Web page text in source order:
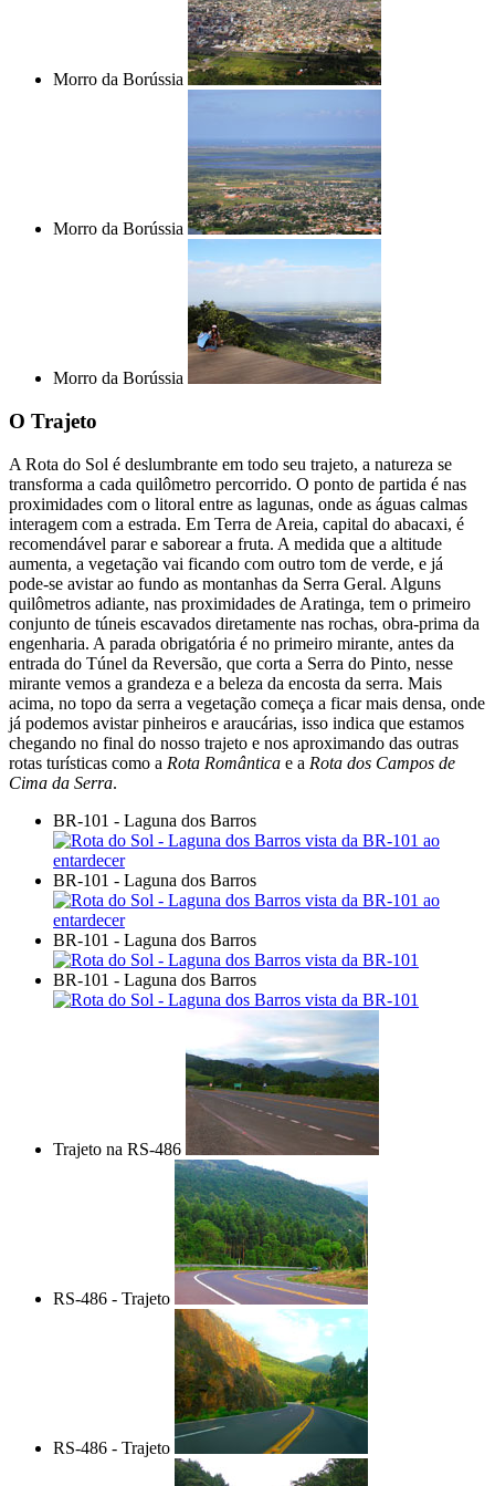
Morro da Borússia
Morro da Borússia
Morro da Borússia
O Trajeto
A Rota do Sol é deslumbrante em todo seu trajeto, a natureza se
transforma a cada quilômetro percorrido. O ponto de partida é nas
proximidades com o litoral entre as lagunas, onde as águas calmas
interagem com a estrada. Em Terra de Areia, capital do abacaxi, é
recomendável parar e saborear a fruta. A medida que a altitude
aumenta, a vegetação vai ficando com outro tom de verde, e já
pode-se avistar ao fundo as montanhas da Serra Geral. Alguns
quilômetros adiante, nas proximidades de Aratinga, tem o primeiro
conjunto de túneis escavados diretamente nas rochas, obra-prima da
engenharia. A parada obrigatória é no primeiro mirante, antes da
entrada do Túnel da Reversão, que corta a Serra do Pinto, nesse
mirante vemos a grandeza e a beleza da encosta da serra. Mais
acima, no topo da serra a vegetação começa a ficar mais densa, onde
já podemos avistar pinheiros e araucárias, isso indica que estamos
chegando no final do nosso trajeto e nos aproximando das outras
rotas turísticas como a Rota Romântica e a Rota dos Campos de
Cima da Serra.
BR-101 - Laguna dos Barros
BR-101 - Laguna dos Barros
BR-101 - Laguna dos Barros
BR-101 - Laguna dos Barros
Trajeto na RS-486
RS-486 - Trajeto
RS-486 - Trajeto